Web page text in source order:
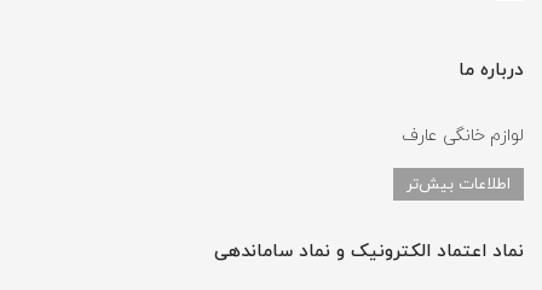
درباره ما
لوازم خانگی عارف
اطلاعات بیش‌تر
نماد اعتماد الکترونیک و نماد ساماندهی